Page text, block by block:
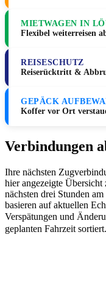
MIETWAGEN IN
Flexibel weiterreisen
REISESCHUTZ
Reiserücktritt &
GEPÄCK
Koffer vor Ort
Verbindungen
Ihre nächsten
hier angezeigte
nächsten drei Stunden
basieren auf aktuellen
Verspätungen und
geplanten Fahrzeit sortiert.